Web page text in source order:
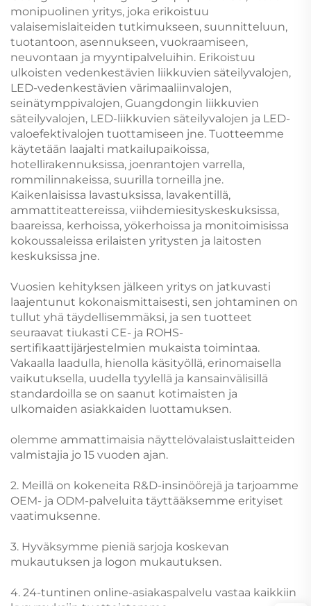
monipuolinen yritys, joka erikoistuu
valaisemislaiteiden tutkimukseen, suunnitteluun,
tuotantoon, asennukseen, vuokraamiseen,
neuvontaan ja myyntipalveluihin. Erikoistuu
ulkoisten vedenkestävien liikkuvien säteilyvalojen,
LED-vedenkestävien värimaaliinvalojen,
seinätymppivalojen, Guangdongin liikkuvien
säteilyvalojen, LED-liikkuvien säteilyvalojen ja LED-
valoefektivalojen tuottamiseen jne. Tuotteemme
käytetään laajalti matkailupaikoissa,
hotellirakennuksissa, joenrantojen varrella,
rommilinnakeissa, suurilla torneilla jne.
Kaikenlaisissa lavastuksissa, lavakentillä,
ammattiteattereissa, viihdemiesityskeskuksissa,
baareissa, kerhoissa, yökerhoissa ja monitoimisissa
kokoussaleissa erilaisten yritysten ja laitosten
keskuksissa jne.
Vuosien kehityksen jälkeen yritys on jatkuvasti
laajentunut kokonaismittaisesti, sen johtaminen on
tullut yhä täydellisemmäksi, ja sen tuotteet
seuraavat tiukasti CE- ja ROHS-
sertifikaattijärjestelmien mukaista toimintaa.
Vakaalla laadulla, hienolla käsityöllä, erinomaisella
vaikutuksella, uudella tyylellä ja kansainvälisillä
standardoilla se on saanut kotimaisten ja
ulkomaiden asiakkaiden luottamuksen.
olemme ammattimaisia näyttelövalaistuslaitteiden
valmistajia jo 15 vuoden ajan.
2. Meillä on kokeneita R&D-insinöörejä ja tarjoamme
OEM- ja ODM-palveluita täyttääksemme erityiset
vaatimuksenne.
3. Hyväksymme pieniä sarjoja koskevan
mukautuksen ja logon mukautuksen.
4. 24-tuntinen online-asiakaspalvelu vastaa kaikkiin